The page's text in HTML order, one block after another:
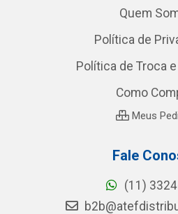
Quem
Política de
Política de Troca
Como
Meus
Fale
(11)